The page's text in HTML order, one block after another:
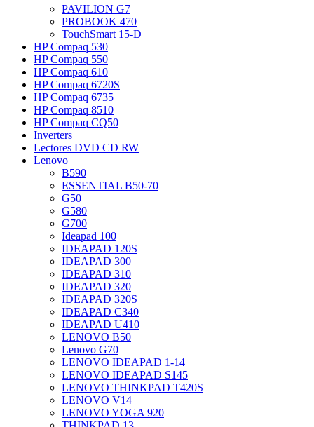
PAVILION G7
PROBOOK 470
TouchSmart 15-D
HP Compaq 530
HP Compaq 550
HP Compaq 610
HP Compaq 6720S
HP Compaq 6735
HP Compaq 8510
HP Compaq CQ50
Inverters
Lectores DVD CD RW
Lenovo
B590
ESSENTIAL B50-70
G50
G580
G700
Ideapad 100
IDEAPAD 120S
IDEAPAD 300
IDEAPAD 310
IDEAPAD 320
IDEAPAD 320S
IDEAPAD C340
IDEAPAD U410
LENOVO B50
Lenovo G70
LENOVO IDEAPAD 1-14
LENOVO IDEAPAD S145
LENOVO THINKPAD T420S
LENOVO V14
LENOVO YOGA 920